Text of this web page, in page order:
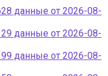
данные от 2026-08-
данные от 2026-08-
данные от 2026-08-